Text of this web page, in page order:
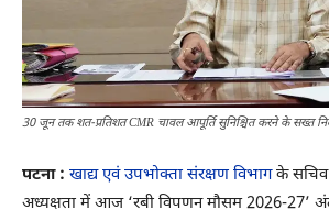
30 जून तक शत-प्रतिशत CMR चावल आपूर्ति सुनिश्चित करने के सख्त
पटना : खाद्य एवं उपभोक्ता संरक्षण विभागके
अध्यक्षता में आज ‘रबी विपणन मौसम 2026-27’